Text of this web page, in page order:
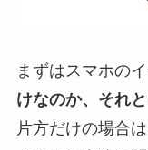
まずはスマホの
けなのか、それ
片方だけの場合は